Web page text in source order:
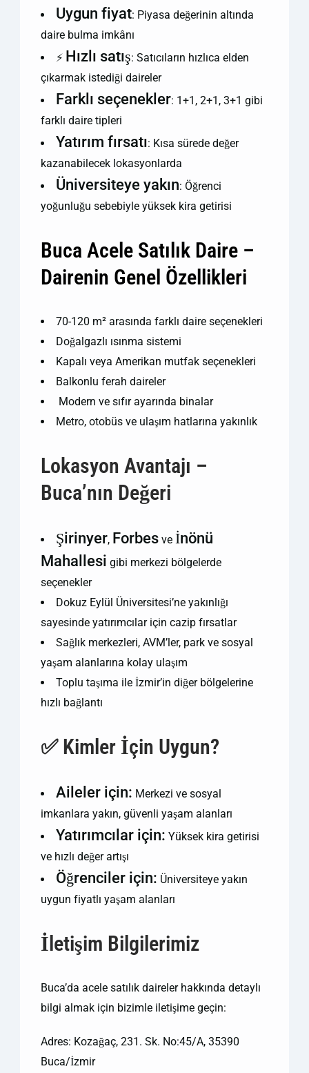
Uygun fiyat: Piyasa değerinin altında
daire bulma imkânı
⚡ Hızlı satış: Satıcıların hızlıca elden
çıkarmak istediği daireler
Farklı seçenekler: 1+1, 2+1, 3+1 gibi
farklı daire tipleri
Yatırım fırsatı: Kısa sürede değer
kazanabilecek lokasyonlarda
Üniversiteye yakın: Öğrenci
yoğunluğu sebebiyle yüksek kira getirisi
Buca Acele Satılık Daire –
Dairenin Genel Özellikleri
70-120 m² arasında farklı daire seçenekleri
Doğalgazlı ısınma sistemi
Kapalı veya Amerikan mutfak seçenekleri
Balkonlu ferah daireler
️ Modern ve sıfır ayarında binalar
Metro, otobüs ve ulaşım hatlarına yakınlık
Lokasyon Avantajı –
Buca’nın Değeri
Şirinyer, Forbes ve İnönü
Mahallesi gibi merkezi bölgelerde
seçenekler
Dokuz Eylül Üniversitesi’ne yakınlığı
sayesinde yatırımcılar için cazip fırsatlar
Sağlık merkezleri, AVM’ler, park ve sosyal
yaşam alanlarına kolay ulaşım
Toplu taşıma ile İzmir’in diğer bölgelerine
hızlı bağlantı
✅ Kimler İçin Uygun?
Aileler için: Merkezi ve sosyal
imkanlara yakın, güvenli yaşam alanları
Yatırımcılar için: Yüksek kira getirisi
ve hızlı değer artışı
Öğrenciler için: Üniversiteye yakın
uygun fiyatlı yaşam alanları
İletişim Bilgilerimiz
Buca’da acele satılık daireler hakkında detaylı
bilgi almak için bizimle iletişime geçin:
Adres: Kozağaç, 231. Sk. No:45/A, 35390
Buca/İzmir